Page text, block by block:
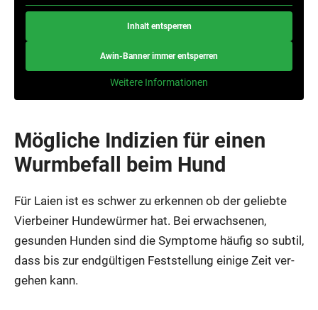
Inhalt ent­sper­ren
Awin-Ban­ner immer ent­sper­ren
Wei­te­re Infor­ma­tio­nen
Mög­li­che Indi­zi­en für einen
Wurm­be­fall beim Hund
Für Lai­en ist es schwer zu erken­nen ob der gelieb­te
Vier­bei­ner Hun­de­wür­mer hat. Bei erwach­se­nen,
gesun­den Hun­den sind die Sym­pto­me häu­fig so sub­til,
dass bis zur end­gül­ti­gen Fest­stel­lung eini­ge Zeit ver­
ge­hen kann.